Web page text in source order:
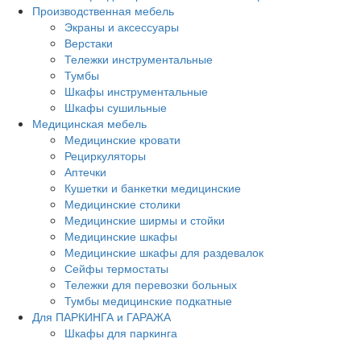
Производственная мебель
Экраны и аксессуары
Верстаки
Тележки инструментальные
Тумбы
Шкафы инструментальные
Шкафы сушильные
Медицинская мебель
Медицинские кровати
Рециркуляторы
Аптечки
Кушетки и банкетки медицинские
Медицинские столики
Медицинские ширмы и стойки
Медицинские шкафы
Медицинские шкафы для раздевалок
Сейфы термостаты
Тележки для перевозки больных
Тумбы медицинские подкатные
Для ПАРКИНГА и ГАРАЖА
Шкафы для паркинга